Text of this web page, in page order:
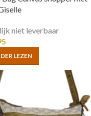
niet leverbaar
LEZEN